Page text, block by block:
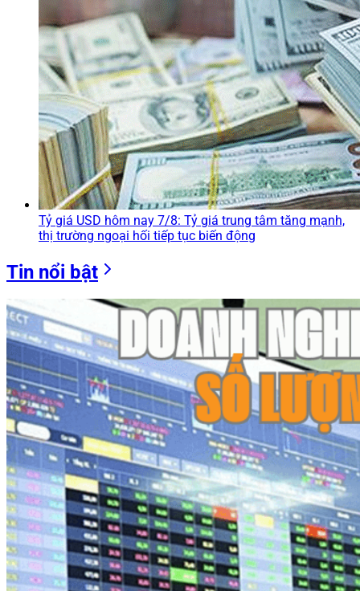
Tỷ giá USD hôm nay 7/8: Tỷ giá trung tâm tăng mạnh,
thị trường ngoại hối tiếp tục biến động
Tin nổi bật